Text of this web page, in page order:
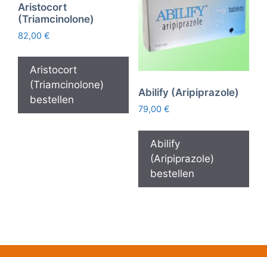
Aristocort
(Triamcinolone)
82,00 €
Aristocort
(Triamcinolone)
bestellen
Abilify (Aripiprazole)
79,00 €
Abilify
(Aripiprazole)
bestellen